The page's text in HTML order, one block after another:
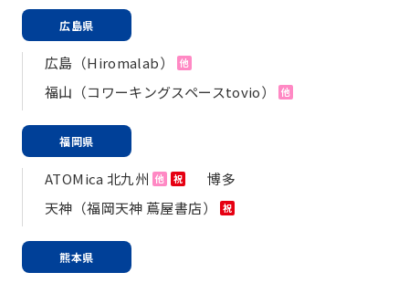
広島県
広島（Hiromalab） 他
福山（コワーキングスペースtovio） 他
福岡県
ATOMica 北九州 他 祝
博多
天神（福岡天神 蔦屋書店）
祝
熊本県